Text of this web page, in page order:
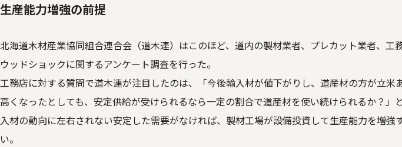
生産能力増強の前提
北海道木材産業協同組合連合会（道木連）はこのほど、道内の製材業者、プレカット業者、工
ウッドショックに関するアンケート調査を行った。
工務店に対する質問で道木連が注目したのは、「今後輸入材が値下がりし、道産材の方が立米
高くなったとしても、安定供給が受けられるなら一定の割合で道産材を使い続けられるか？」
入材の動向に左右されない安定した需要がなければ、製材工場が設備投資して生産能力を増強
い。